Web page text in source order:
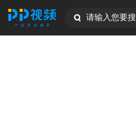
请输入您要